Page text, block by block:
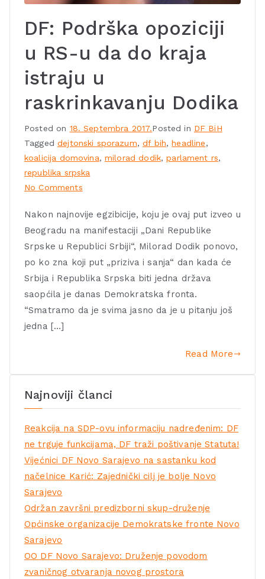
DF: Podrška opoziciji
u RS-u da do kraja
istraju u
raskrinkavanju Dodika
Posted on 18. Septembra 2017.Posted in DF BiH
Taggeddejtonski sporazum,df bih,headline,
koalicija domovina,milorad dodik,parlament rs,
republika srpska
No Comments
Nakon najnovije egzibicije, koju je ovaj put izveo u
Beogradu na manifestaciji „Dani Republike
Srpske u Republici Srbiji“, Milorad Dodik ponovo,
po ko zna koji put „priziva i sanja“ dan kada će
Srbija i Republika Srpska biti jedna država
saopćila je danas Demokratska fronta.
“Smatramo da je svima jasno da je u pitanju još
jedna […]
Read More
Najnoviji članci
Reakcija na SDP-ovu informaciju nadređenim: DF
ne trguje funkcijama, DF traži poštivanje Statuta!
Vijećnici DF Novo Sarajevo na sastanku kod
načelnice Karić: Zajednički cilj je bolje Novo
Sarajevo
Održan završni predizborni skup-druženje
Općinske organizacije Demokratske fronte Novo
Sarajevo
OO DF Novo Sarajevo: Druženje povodom
zvaničnog otvaranja novog prostora